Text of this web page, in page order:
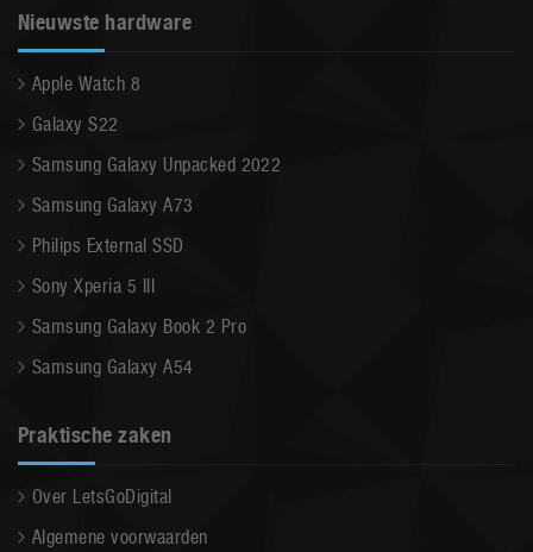
Nieuwste hardware
Apple Watch 8
Galaxy S22
Samsung Galaxy Unpacked 2022
Samsung Galaxy A73
Philips External SSD
Sony Xperia 5 III
Samsung Galaxy Book 2 Pro
Samsung Galaxy A54
Praktische zaken
Over LetsGoDigital
Algemene voorwaarden